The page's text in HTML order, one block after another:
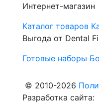
Интернет-магазин
Каталог товаров
Выгода от Dental
Готовые наборы
© 2010-2026
Разработка сайта: